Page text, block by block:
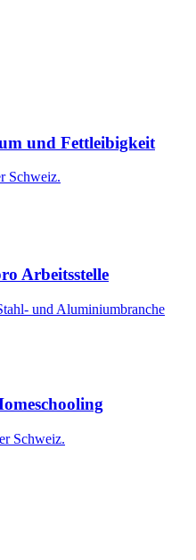
und Fettleibigkeit
Schweiz.
Arbeitsstelle
und Aluminiumbranche
Schweiz.